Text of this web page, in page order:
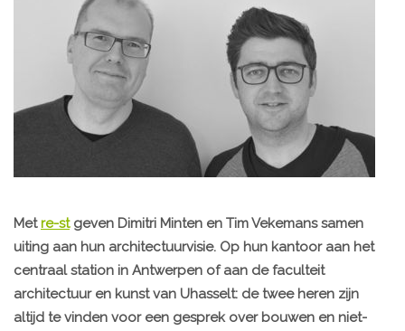
Metre-stgeven Dimitri Minten en Tim Vekemans samen
uiting aan hun architectuurvisie. Op hun kantoor aan het
centraal station in Antwerpen of aan de faculteit
architectuur en kunst van Uhasselt: de twee heren zijn
altijd te vinden voor een gesprek over bouwen en niet-